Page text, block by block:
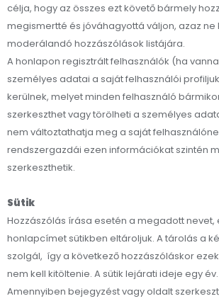
célja, hogy az összes ezt követő bármely
megismertté és jóváhagyottá váljon, azaz ne
moderálandó hozzászólások listájára.
A honlapon regisztrált felhasználók (ha
személyes adatai a saját felhasználói
kerülnek, melyet minden felhasználó
szerkeszthet vagy törölheti a személyes
nem változtathatja meg a saját
rendszergazdái ezen információkat szintén
szerkeszthetik.
Sütik
Hozzászólás írása esetén a megadott
honlapcímet sütikben eltároljuk. A tárolás a
szolgál, így a következő hozzászóláskor
nem kell kitöltenie. A sütik lejárati ideje egy év.
Amennyiben bejegyzést vagy oldalt